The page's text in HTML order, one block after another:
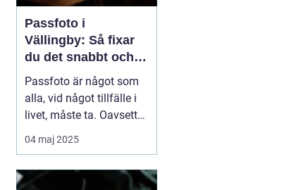
Passfoto i
Vällingby: Så fixar
du det snabbt och
enkelt
Passfoto är något som
alla, vid något tillfälle i
livet, måste ta. Oavsett
om det handlar om att
förnya passet, ansöka
nytt ID-kort, är det viktigt
04 maj 2025